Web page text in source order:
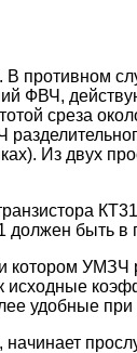
В противном
ФВЧ,
среза
Из двух
должен быть в
котором УМЗЧ
исходные
удобные